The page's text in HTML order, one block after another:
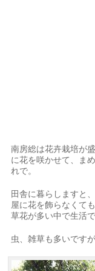
南房総は花卉栽培が
に花を咲かせて、ま
れで。
田舎に暮らしますと
屋に花を飾らなくて
草花が多い中で生活
虫、雑草も多いですが